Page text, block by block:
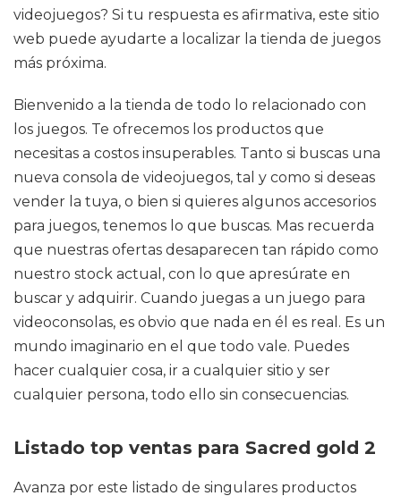
videojuegos? Si tu respuesta es afirmativa, este sitio
web puede ayudarte a localizar la tienda de juegos
más próxima.
Bienvenido a la tienda de todo lo relacionado con
los juegos. Te ofrecemos los productos que
necesitas a costos insuperables. Tanto si buscas una
nueva consola de videojuegos, tal y como si deseas
vender la tuya, o bien si quieres algunos accesorios
para juegos, tenemos lo que buscas. Mas recuerda
que nuestras ofertas desaparecen tan rápido como
nuestro stock actual, con lo que apresúrate en
buscar y adquirir. Cuando juegas a un juego para
videoconsolas, es obvio que nada en él es real. Es un
mundo imaginario en el que todo vale. Puedes
hacer cualquier cosa, ir a cualquier sitio y ser
cualquier persona, todo ello sin consecuencias.
Listado top ventas para Sacred gold 2
Avanza por este listado de singulares productos